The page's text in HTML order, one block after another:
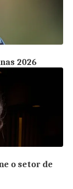
2026
o setor de